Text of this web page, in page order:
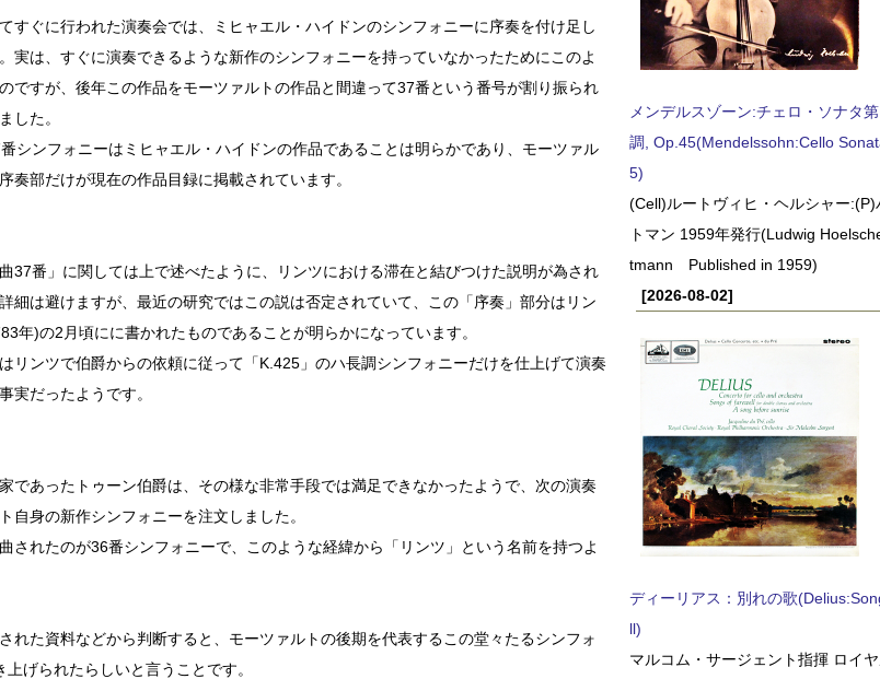
すぐに行われた演奏会では、ミヒャエル・ハイドンのシンフォニーに序奏を付け足し
実は、すぐに演奏できるような新作のシンフォニーを持っていなかったためにこのよ
ですが、後年この作品をモーツァルトの作品と間違って37番という番号が割り振られ
した。
シンフォニーはミヒャエル・ハイドンの作品であることは明らかであり、モーツァル
奏部だけが現在の作品目録に掲載されています。
37番」に関しては上で述べたように、リンツにおける滞在と結びつけた説明が為され
細は避けますが、最近の研究ではこの説は否定されていて、この「序奏」部分はリン
年)の2月頃にに書かれたものであることが明らかになっています。
リンツで伯爵からの依頼に従って「K.425」のハ長調シンフォニーだけを仕上げて演奏
実だったようです。
であったトゥーン伯爵は、その様な非常手段では満足できなかったようで、次の演奏
自身の新作シンフォニーを注文しました。
されたのが36番シンフォニーで、このような経緯から「リンツ」という名前を持つよ
れた資料などから判断すると、モーツァルトの後期を代表するこの堂々たるシンフォ
げられたらしいと言うことです。
メンデルスゾーン:チェロ・ソナタ
調, Op.45(Mendelssohn:Cello
5)
(Cell)ルートヴィヒ・ヘルシャー
トマン 1959年発行(Ludwig
tmann Published in 1959)
[2026-08-02]
ディーリアス：別れの歌
ll)
マルコム・サージェント指揮 ロイ